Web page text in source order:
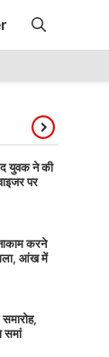
युवक ने की
पर
करने
आंख में
समां